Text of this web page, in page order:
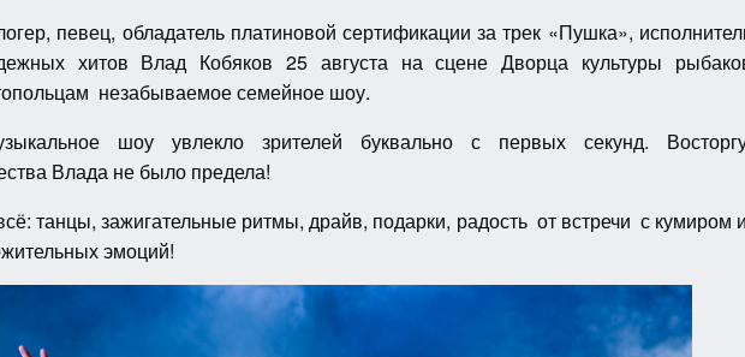
певец, обладатель платиновой сертификации за трек «Пушка»,
хитов Влад Кобяков 25 августа на сцене Дворца культуры
незабываемое семейное шоу.
шоу увлекло зрителей буквально с первых секунд.
Влада не было предела!
танцы, зажигательные ритмы, драйв, подарки, радость от встречи с кумиром
эмоций!